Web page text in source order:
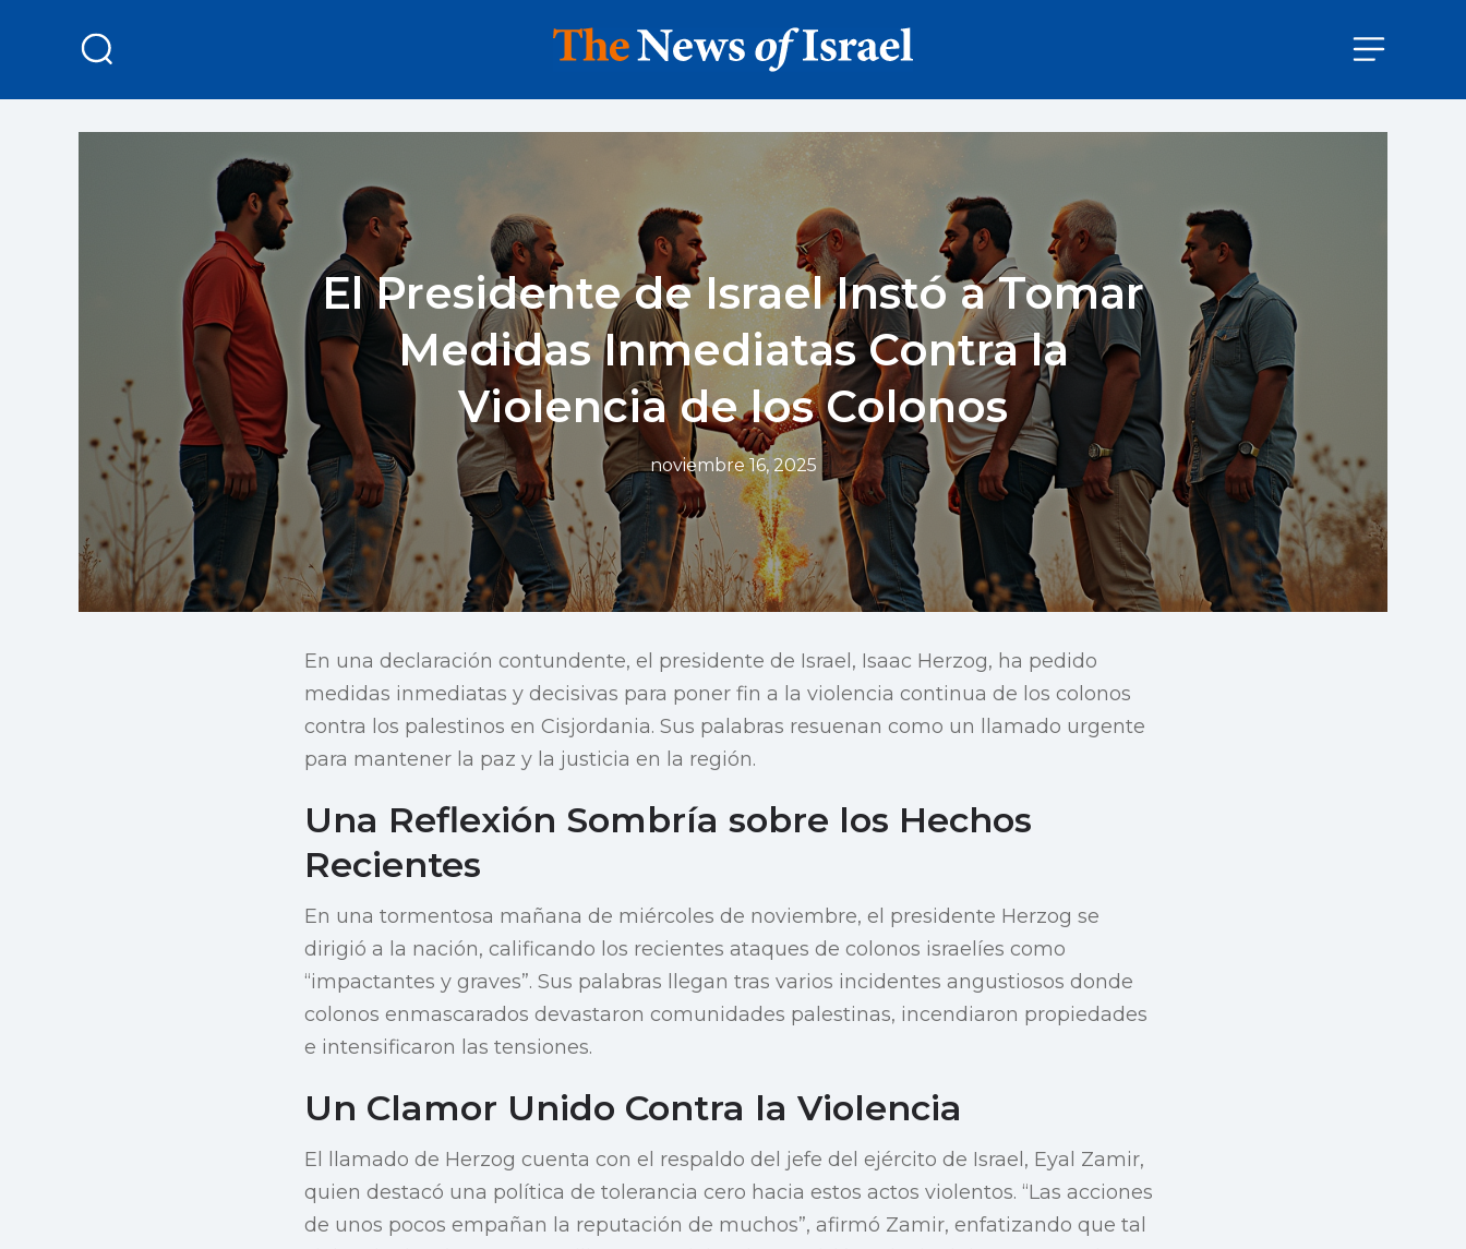
El Presidente de Israel Instó a Tomar
Medidas Inmediatas Contra la
Violencia de los Colonos
noviembre 16, 2025
En una declaración contundente, el presidente de Israel, Isaac Herzog, ha pedido
medidas inmediatas y decisivas para poner fin a la violencia continua de los colonos
contra los palestinos en Cisjordania. Sus palabras resuenan como un llamado urgente
para mantener la paz y la justicia en la región.
Una Reflexión Sombría sobre los Hechos
Recientes
En una tormentosa mañana de miércoles de noviembre, el presidente Herzog se
dirigió a la nación, calificando los recientes ataques de colonos israelíes como
“impactantes y graves”. Sus palabras llegan tras varios incidentes angustiosos donde
colonos enmascarados devastaron comunidades palestinas, incendiaron propiedades
e intensificaron las tensiones.
Un Clamor Unido Contra la Violencia
El llamado de Herzog cuenta con el respaldo del jefe del ejército de Israel, Eyal Zamir,
quien destacó una política de tolerancia cero hacia estos actos violentos. “Las acciones
de unos pocos empañan la reputación de muchos”, afirmó Zamir, enfatizando que tal